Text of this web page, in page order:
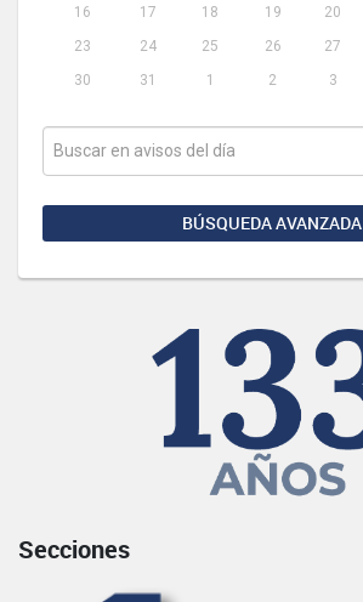
16
17 18 19 20
23
24 25 26 27
30
31 1 2 3
BÚSQUEDA AVANZADA
Secciones